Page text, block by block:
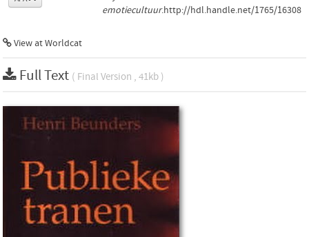
emotiecultuur.http://hdl.handle.net/1765/16308
View at Worldcat
Full Text ( Final Version , 41kb )